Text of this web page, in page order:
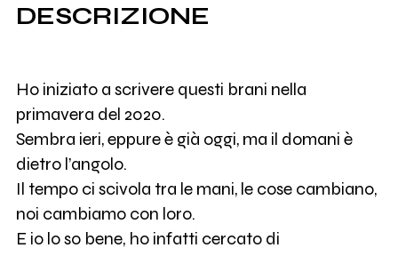
DESCRIZIONE
Ho iniziato a scrivere questi brani nella
primavera del 2020.
Sembra ieri, eppure è già oggi, ma il domani è
dietro l’angolo.
Il tempo ci scivola tra le mani, le cose cambiano,
noi cambiamo con loro.
E io lo so bene, ho infatti cercato di